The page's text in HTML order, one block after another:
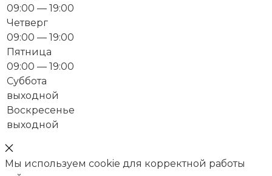
09:00 — 19:00
Четверг
09:00 — 19:00
Пятница
09:00 — 19:00
Суббота
выходной
Воскресенье
выходной
Мы используем cookie для корректной работы